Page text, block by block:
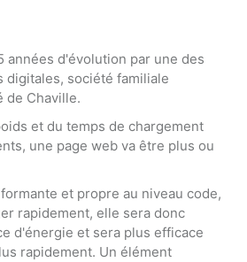
années d'évolution par une des
digitales, société familiale
de Chaville.
et du temps de chargement
une page web va être plus ou
et propre au niveau code,
rapidement, elle sera donc
d'énergie et sera plus efficace
rapidement. Un élément